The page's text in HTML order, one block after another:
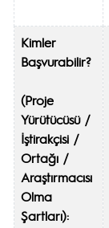
Kimler
Başvurabilir?
(Proje
Yürütücüsü /
İştirakçisi /
Ortağı /
Araştırmacısı
Olma
Şartları):